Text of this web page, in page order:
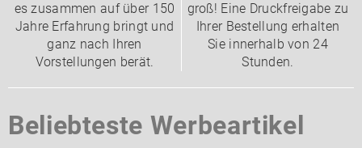
es zusammen auf über 150
Jahre Erfahrung bringt und
ganz nach Ihren
Vorstellungen berät.
groß! Eine Druckfreigabe zu
Ihrer Bestellung erhalten
Sie innerhalb von 24
Stunden.
Beliebteste Werbeartikel